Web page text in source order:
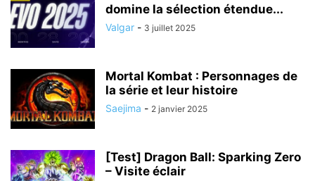
domine la sélection étendue...
Valgar - 3 juillet 2025
Mortal Kombat : Personnages de
la série et leur histoire
Saejima - 2 janvier 2025
[Test] Dragon Ball: Sparking Zero
– Visite éclair